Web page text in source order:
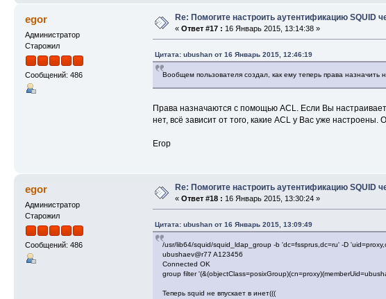
egor
Администратор
Старожил
Сообщений: 486
Re: Помогите настроить аутентификацию SQUID
« Ответ #17 : 16 Январь 2015, 13:14:38 »
Цитата: ubushan от 16 Январь 2015, 12:46:19
Вообщем пользователя создал, как ему теперь права назначить
Права назначаются с помощью ACL. Если Вы
нет, всё зависит от того, какие ACL у Вас уже
Егор
egor
Администратор
Старожил
Сообщений: 486
Re: Помогите настроить аутентификацию SQUID
« Ответ #18 : 16 Январь 2015, 13:30:24 »
Цитата: ubushan от 16 Январь 2015, 13:09:49
/usr/lib64/squid/squid_ldap_group -b 'dc=fssprus,dc=ru' -D
ubushaev@r77 A123456
Connected OK
group filter
Теперь squid не впускает в инет(((